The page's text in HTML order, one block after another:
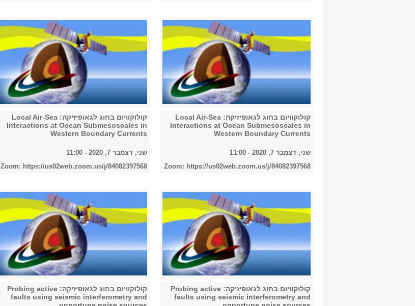
קולוקוויום בחוג לגאופיזיקה: Local Air-Sea
Interactions at Ocean Submesoscales in
Western Boundary Currents
שני, דצמבר 7, 2020 - 11:00
Zoom: https://us02web.zoom.us/j/84082397568
קולוקוויום בחוג לגאופיזיקה: Local Air-Sea
Interactions at Ocean Submesoscales in
Western Boundary Currents
שני, דצמבר 7, 2020 - 11:00
Zoom: https://us02web.zoom.us/j/84082397568
קולוקוויום בחוג לגאופיזיקה: Probing active
faults using seismic interferometry and
קולוקוויום בחוג לגאופיזיקה: Probing active
faults using seismic interferometry and